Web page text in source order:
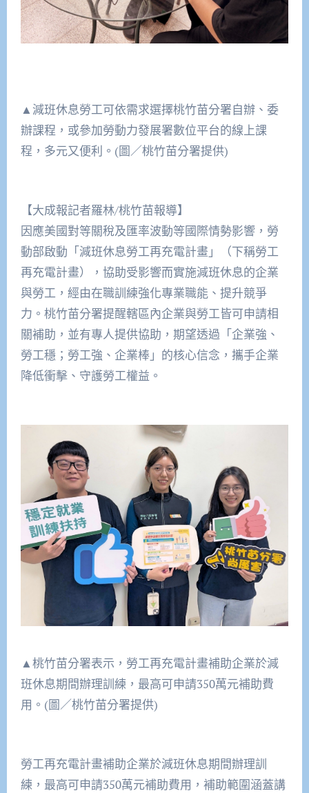
▲減班休息勞工可依需求選擇桃竹苗分署自辦、委
辦課程，或參加勞動力發展署數位平台的線上課
程，多元又便利。(圖／桃竹苗分署提供)
【大成報記者羅林/桃竹苗報導】
因應美國對等關稅及匯率波動等國際情勢影響，勞
動部啟動「減班休息勞工再充電計畫」（下稱勞工
再充電計畫），協助受影響而實施減班休息的企業
與勞工，經由在職訓練強化專業職能、提升競爭
力。桃竹苗分署提醒轄區內企業與勞工皆可申請相
關補助，並有專人提供協助，期望透過「企業強、
勞工穩；勞工強、企業棒」的核心信念，攜手企業
降低衝擊、守護勞工權益。
▲桃竹苗分署表示，勞工再充電計畫補助企業於減
班休息期間辦理訓練，最高可申請350萬元補助費
用。(圖／桃竹苗分署提供)
勞工再充電計畫補助企業於減班休息期間辦理訓
練，最高可申請350萬元補助費用，補助範圍涵蓋講